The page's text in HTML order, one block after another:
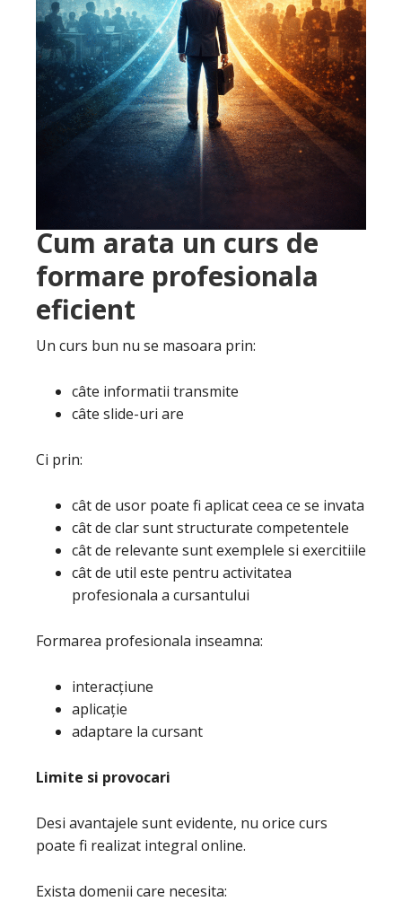
Cum arata un curs de
formare profesionala
eficient
Un curs bun nu se masoara prin:
câte informatii transmite
câte slide-uri are
Ci prin:
cât de usor poate fi aplicat ceea ce se invata
cât de clar sunt structurate competentele
cât de relevante sunt exemplele si exercitiile
cât de util este pentru activitatea
profesionala a cursantului
Formarea profesionala inseamna:
interacțiune
aplicație
adaptare la cursant
Limite si provocari
Desi avantajele sunt evidente, nu orice curs
poate fi realizat integral online.
Exista domenii care necesita: